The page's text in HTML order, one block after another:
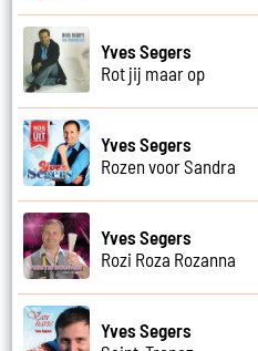
Yves Segers
Rot jij maar op
Yves Segers
Rozen voor Sandra
Yves Segers
Rozi Roza Rozanna
Yves Segers